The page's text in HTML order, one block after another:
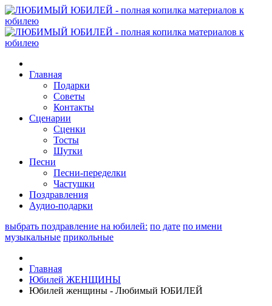
Главная
Подарки
Советы
Контакты
Сценарии
Сценки
Тосты
Шутки
Песни
Песни-переделки
Частушки
Поздравления
Аудио-подарки
выбрать поздравление на юбилей: по дате по имени
музыкальные прикольные
Главная
Юбилей ЖЕНЩИНЫ
Юбилей женщины - Любимый ЮБИЛЕЙ